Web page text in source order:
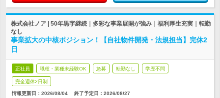
株式会社ノア | 50年黒字継続｜多彩な事業展開が強み｜福利厚生充実｜転勤
なし
事業拡大の中核ポジション！【自社物件開発・法規担当】完休2
日
正社員 職種・業種未経験OK 急募 転勤なし 学歴不問
完全週休2日制
情報更新日：2026/08/04 終了予定日： 2026/08/27